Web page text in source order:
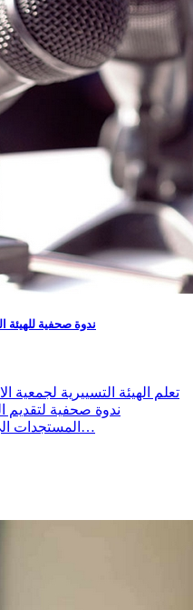
ندوة صحفية للهيئة
تعلم الهيئة التسييرية لجمعية
ندوة صحفية لتقديم
المستجدات الي تخص النادي و ذلك يوم السبت 08…